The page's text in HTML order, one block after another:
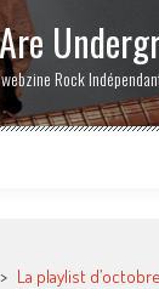
Rock
> La playlist